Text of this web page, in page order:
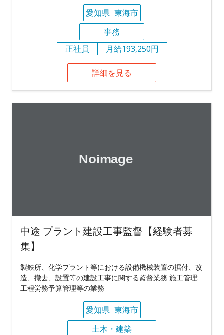
愛知県 東海市
事務
正社員
月給193,250円
詳細を見る
中途 プラント建設工事監督【経験者募
集】
製鉄所、化学プラント等における設備機械装置の据付、改
造、撤去、設置等の建設工事に関する監督業務 施工管理:
工程労務予算管理等の業務
愛知県 東海市
土木・建築